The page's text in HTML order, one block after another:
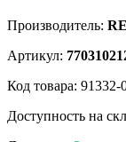
Производитель:
Артикул:
Код товара: 91332-
Доступность на